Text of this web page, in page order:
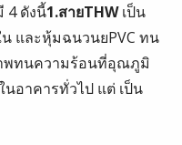
4 ดังนี้1.สายTHWเป็น
น และหุ้มฉนวนยPVC ทน
พทนความร้อนที่อุณภูมิ
นอาคารทั่วไป แต่ เป็น